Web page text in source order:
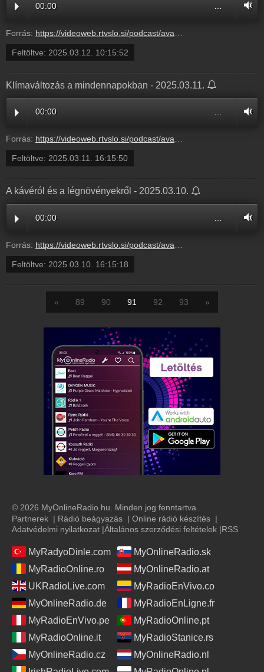
00:00
Forrás: https://videoweb.rtvslo.si/podcast/ava_archive11/2025/03/12/Amagyar251959.mp3
Feltöltve: 2025.03.12. 10:15:52
Klímaváltozás a mindennapokban - 2025.03.11.
00:00 …
Forrás: https://videoweb.rtvslo.si/podcast/ava_archive11/2025/03/12/Klmavl251976.mp3
Feltöltve: 2025.03.11. 16:15:50
A kávéról és a légnövényekről - 2025.03.10.
00:00
Forrás: https://videoweb.rtvslo.si/podcast/ava_archive11/2025/03/10/Akvr251617.mp3
Feltöltve: 2025.03.10. 16:15:18
« 89 90 91 92 93 »
© 2026 MyOnlineRadio.hu. Minden jog fenntartva.
Partnerek | Rádió beágyazás | Online rádió készítés |
Adatvédelmi nyilatkozat |Általános szerződési feltételek |RSS
MyRadyoDinle.com
MyOnlineRadio.sk
MyRadioOnline.ro
MyOnlineRadio.at
UKRadioLive.com
MyRadioEnVivo.co
MyOnlineRadio.de
MyRadioEnLigne.fr
MyRadioEnVivo.pe
MyRadioOnline.pt
MyRadioOnline.it
MyRadioStanice.rs
MyOnlineRadio.cz
MyOnlineRadio.nl